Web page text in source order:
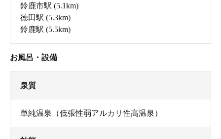
鈴鹿市駅 (5.1km)
徳田駅 (5.3km)
鈴鹿駅 (5.5km)
お風呂・設備
泉質
単純温泉（低張性弱アルカリ性高温泉）